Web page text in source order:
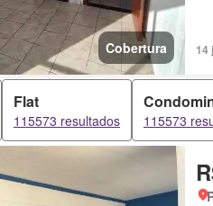
Cobertura 14
Flat
115573 resultados 115573